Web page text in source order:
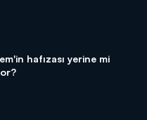
hafızası yerine mi